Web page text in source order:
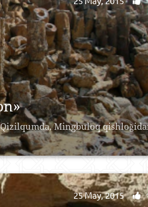
Mingbuloq
25 May, 2015